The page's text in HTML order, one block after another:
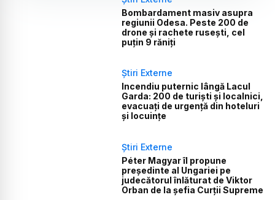
Bombardament masiv asupra
regiunii Odesa. Peste 200 de
drone și rachete rusești, cel
puțin 9 răniți
Știri Externe
Incendiu puternic lângă Lacul
Garda: 200 de turiști și localnici,
evacuați de urgență din hoteluri
și locuințe
Știri Externe
Péter Magyar îl propune
președinte al Ungariei pe
judecătorul înlăturat de Viktor
Orban de la șefia Curții Supreme